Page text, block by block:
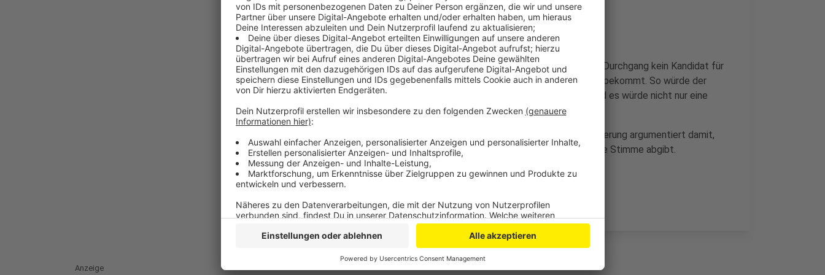
Anzeige
Sie wollen, dass es einen zweiten Wahlgang gibt, wenn im ersten Durchgang kein Kandidat für
den Oberbürgermeister-Posten mehr als die Hälfte der Stimmen bekommt. So würde der
Oberbürgermeister von einem Großteil der Menschen gewählt und es würde nicht nur eine
kleine Mehrheit reichen.
Das Land NRW plant, die Stichwahl abzuschaffen. Die Landesregierung argumentiert damit,
dass bei einer Stichwahl eh nur ein kleiner Teil der Menschen seine Stimme abgibt.
Anzeige
Anzeige